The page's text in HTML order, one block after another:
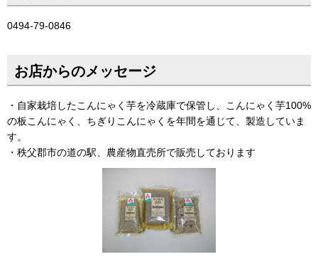
0494-79-0846
お店からのメッセージ
・自家栽培したこんにゃく芋を冷蔵庫で保管し、こんにゃく芋100%
の板こんにゃく、ちぎりこんにゃくを年間を通じて、製造していま
す。
・秩父郡市の道の駅、農産物直売所で販売しております